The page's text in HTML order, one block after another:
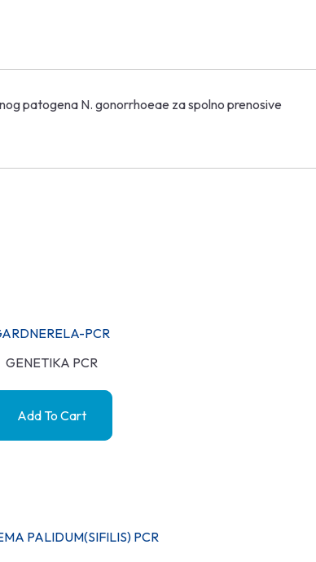
patogena N. gonorrhoeae za spolno prenosive
PCR
GENETIKA PCR
Add To Cart
PALIDUM(SIFILIS) PCR